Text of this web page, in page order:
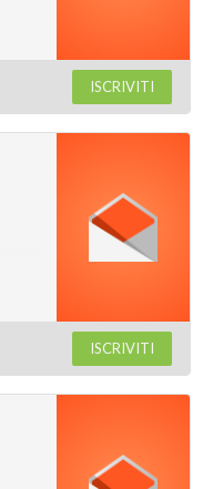
ISCRIVITI
ISCRIVITI